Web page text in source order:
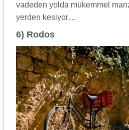
vadeden yolda mükemmel
yerden kesiyor…
6) Rodos